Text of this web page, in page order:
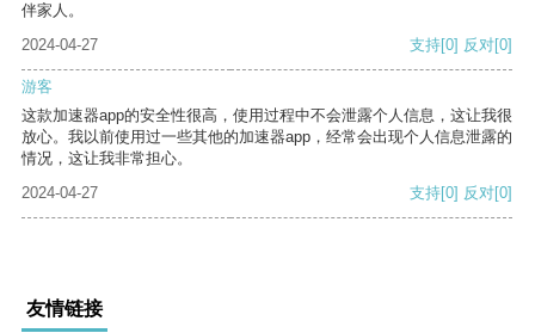
伴家人。
2024-04-27
支持[0] 反对[0]
游客
这款加速器app的安全性很高，使用过程中不会泄露个人信息，这让我很
放心。我以前使用过一些其他的加速器app，经常会出现个人信息泄露的
情况，这让我非常担心。
2024-04-27
支持[0] 反对[0]
友情链接